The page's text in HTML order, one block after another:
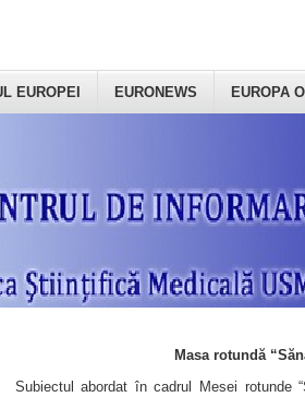
EUROPEI EURONEWS EUROPA
Masa rotundă
Subiectul abordat în cadrul Mesei rotunde